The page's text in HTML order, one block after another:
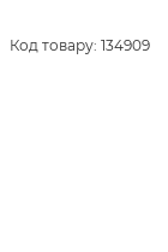
Код товару: 134909